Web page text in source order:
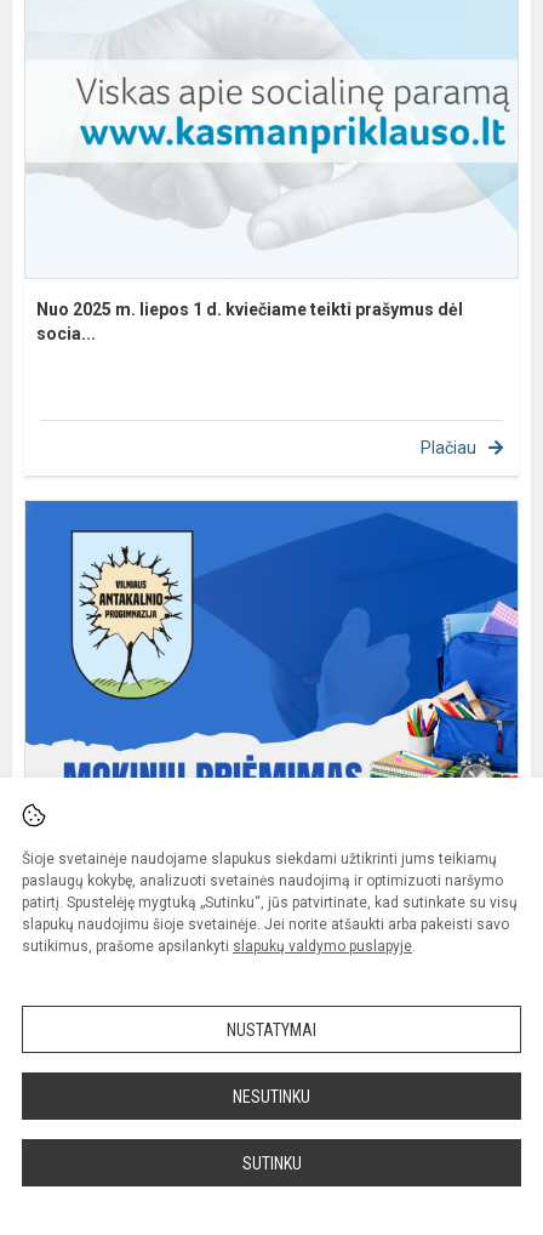
Šioje svetainėje naudojame slapukus siekdami užtikrinti jums teikiamų
paslaugų kokybę, analizuoti svetainės naudojimą ir optimizuoti naršymo
patirtį. Spustelėję mygtuką „Sutinku“, jūs patvirtinate, kad sutinkate su visų
slapukų naudojimu šioje svetainėje. Jei norite atšaukti arba pakeisti savo
sutikimus, prašome apsilankyti slapukų valdymo puslapyje.
NUSTATYMAI
NESUTINKU
SUTINKU
Nuo 2025 m. liepos 1 d. kviečiame teikti prašymus dėl
socia...
Plačiau
Mokinių priėmimo komisijos naujienos